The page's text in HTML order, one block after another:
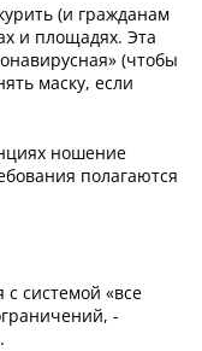
(и гражданам
и площадях. Эта
(чтобы
маску, если
ношение
полагаются
системой «все
-